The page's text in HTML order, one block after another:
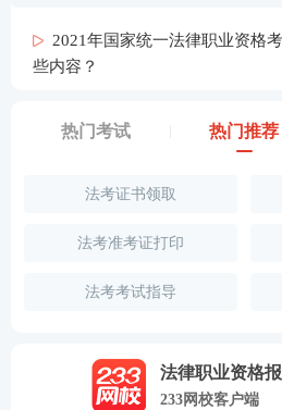
2021年国家统一法律职业资格
些内容？
热门考试 热门推荐
法考证书领取
法考准考证打印
法考考试指导
法律职业资格
233网校客户端